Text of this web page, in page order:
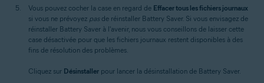
Vous pouvez cocher la case en regard de Effacer tous les fichiers journaux
si vous ne prévoyez pasde réinstaller Battery Saver. Si vous envisagez de
réinstaller Battery Saver à l'avenir, nous vous conseillons de laisser cette
case désactivée pour que les fichiers journaux restent disponibles à des
fins de résolution des problèmes.
Cliquez sur Désinstaller pour lancer la désinstallation de Battery Saver.